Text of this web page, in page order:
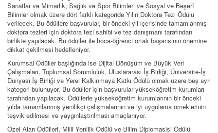
Sanatlar ve Mimarlık, Sağlık ve Spor Bilimleri ve Sosyal ve Beşerî
Bilimler olmak üzere dört farklı kategoride Yılın Doktora Tezi Ödülü
verilecek. Bu ödüllere başvurular, bir önceki yıl içerisinde tamamlanmış
doktora tezleri için doktora tezi sahibi ve tez danışmanı tarafından
birlikte yapılacak. Bu ödüller ile hoca-öğrenci ortak başarısının önemine
dikkat çekilmesi hedefleniyor.
Kurumsal Ödüller başlığında ise Dijital Dönüşüm ve Büyük Veri
Çalışmaları, Toplumsal Sorumluluk, Uluslararası İş Birliği, Üniversite-İş
Dünyası İş Birliği ve Yerel Kalkınmaya Katkı Ödülü olmak üzere beş ayrı
kategori bulunuyor. Bu ödüller için başvurular yükseköğretim kurumları
tarafından yapılacak. Ödüllerle yükseköğretim kurumlarının bir önceki
yılda tamamlanmış yenilikçi çalışmalarının ve iyi uygulama örneklerinin
teşvik edilmesi ve yaygınlaştırılması amaçlanıyor.
Özel Alan Ödülleri, Milli Yenilik Ödülü ve Bilim Diplomasisi Ödülü